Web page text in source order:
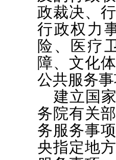
政裁决、
行政权力
险、医疗
障、文化
公共服务
建立国
务院有关
务服务事
央指定地